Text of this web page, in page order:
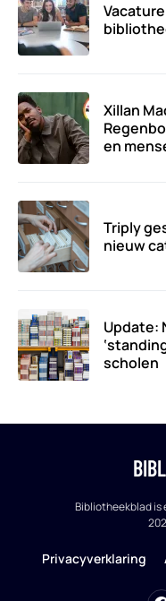
Xillan
en
Triply
nieuw
Update:
scholen
Bibliotheekblad is
Privacyverklaring